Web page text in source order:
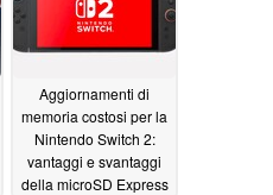
Aggiornamenti di
memoria costosi per la
Nintendo Switch 2:
vantaggi e svantaggi
della microSD Express